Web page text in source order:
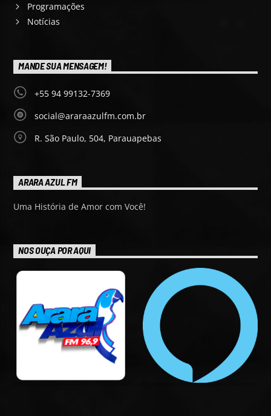
Programações
Notícias
MANDE SUA MENSAGEM!
+55 94 99132-7369
social@araraazulfm.com.br
R. São Paulo, 504, Parauapebas
ARARA AZUL FM
Uma História de Amor com Você!
NOS OUÇA POR AQUI